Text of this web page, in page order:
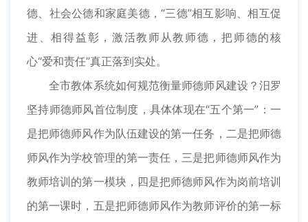
德、社会公德和家庭美德，“三德”相互影响、相互促
进、相得益彰，激活教师从教师德，把师德的核
心“爱和责任”真正落到实处。
全市教体系统如何规范衡量师德师风建设？汨罗
坚持师德师风首位制度，具体体现在“五个第一”：一
是把师德师风作为队伍建设的第一任务，二是把师德
师风作为学校管理的第一责任，三是把师德师风作为
教师培训的第一模块，四是把师德师风作为岗前培训
的第一课时，五是把师德师风作为教师评价的第一标